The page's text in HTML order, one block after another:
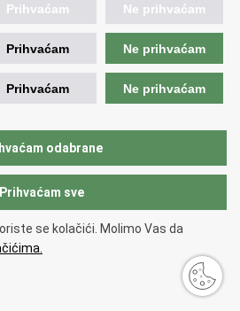
i posredovanje nekretninama
učinkovitost
prostornoga uređenja, graditeljstva i
Prihvaćam Ne prihvaćam
Prihvaćam Ne prihvaćam
Prihvaćam Ne prihvaćam
odabrane
Prihvaćam sve
se kolačići. Molimo Vas da